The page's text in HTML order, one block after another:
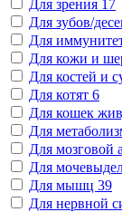
Для зрения 17
Для зубов/
Для
Для кожи и
Для костей и
Для котят 6
Для кошек
Для
Для мозговой
Для
Для мышц 39
Для нервной